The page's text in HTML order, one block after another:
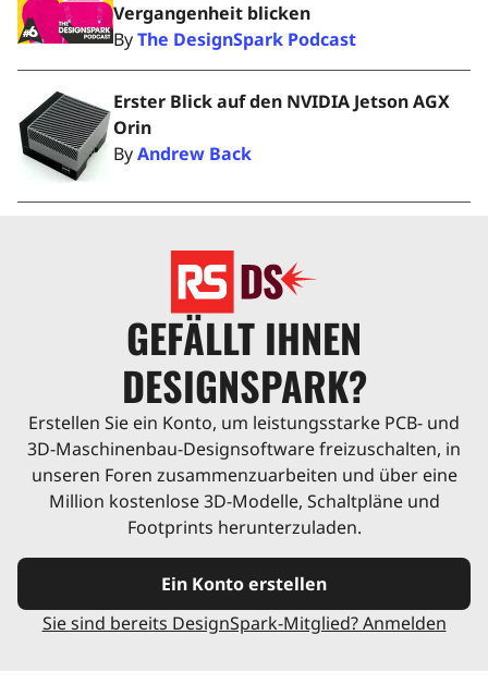
Vergangenheit blicken
ByThe DesignSpark Podcast
Erster Blick auf den NVIDIA Jetson AGX
Orin
ByAndrew Back
GEFÄLLT IHNEN
DESIGNSPARK?
Erstellen Sie ein Konto, um leistungsstarke PCB- und
3D-Maschinenbau-Designsoftware freizuschalten, in
unseren Foren zusammenzuarbeiten und über eine
Million kostenlose 3D-Modelle, Schaltpläne und
Footprints herunterzuladen.
Ein Konto erstellen
Sie sind bereits DesignSpark-Mitglied? Anmelden